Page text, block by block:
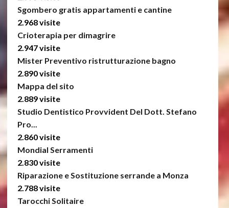
Sgombero gratis appartamenti e cantine
2.968 visite
Crioterapia per dimagrire
2.947 visite
Mister Preventivo ristrutturazione bagno
2.890 visite
Mappa del sito
2.889 visite
Studio Dentistico Provvident Del Dott. Stefano
Pro...
2.860 visite
Mondial Serramenti
2.830 visite
Riparazione e Sostituzione serrande a Monza
2.788 visite
Tarocchi Solitaire